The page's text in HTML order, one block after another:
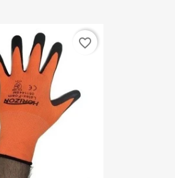
favorite_border